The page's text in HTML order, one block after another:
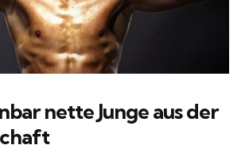
nette Junge aus der